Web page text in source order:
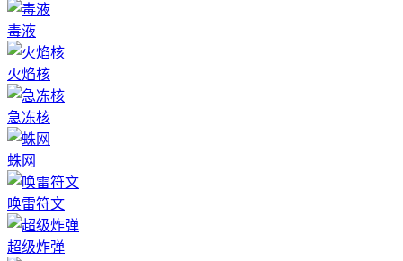
毒液
火焰核
急冻核
蛛网
唤雷符文
超级炸弹